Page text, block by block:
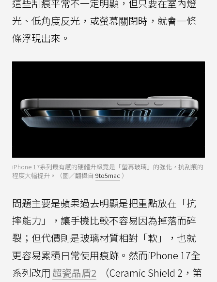
這些刮痕平常不一定明顯，但只要在室內燈
光、低角度反光，或螢幕關閉時，就會一條
條浮現出來。
iPhone 17系列最有感的硬體升級竟是「螢幕玻璃」的強化，抗刮痕的
程度大幅提升。（圖／翻攝自 9to5mac ）
問題主要是蘋果過去明顯是把重點放在「抗
摔能力」，讓手機比較不容易因為掉落而碎
裂；但代價則是玻璃材質相對「軟」，也就
更容易累積日常使用痕跡。然而iPhone 17全
系列改用 超瓷晶盾2
（Ceramic Shield 2，第